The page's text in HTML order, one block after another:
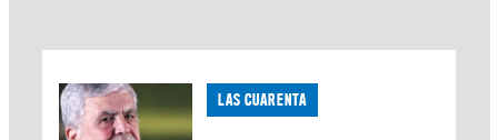
LAS CUARENTA